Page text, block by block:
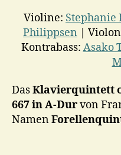
Violine: Stephanie
Philippsen |
Kontrabass: Asako
DasKlavierquintett
667 in A-Durvon
Namen